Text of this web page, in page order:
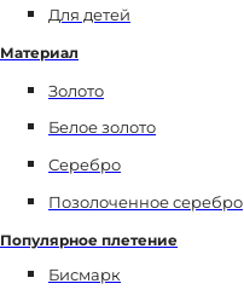
Для детей
Материал
Золото
Белое золото
Серебро
Позолоченное серебро
Популярное плетение
Бисмарк